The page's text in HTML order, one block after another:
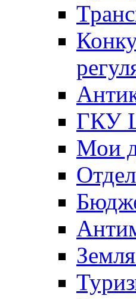
ГКУ
Мои